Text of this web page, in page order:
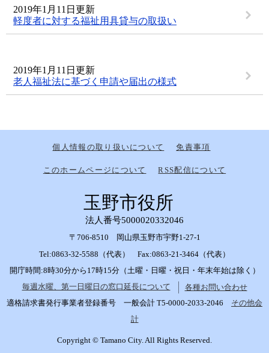
2019年1月11日更新
軽度者に対する福祉用具貸与の取扱い
2019年1月11日更新
老人福祉法に基づく申請や届出の様式
個人情報の取り扱いについて 免責事項
このホームページについて RSS配信について
玉野市役所
法人番号5000020332046
〒706-8510 岡山県玉野市宇野1-27-1
Tel:0863-32-5588（代表） Fax:0863-21-3464（代表）
開庁時間:8時30分から17時15分（土曜・日曜・祝日・年末年始は除く）
毎週水曜、第一日曜日の窓口延長について
各種お問い合わせ
適格請求書発行事業者登録番号 一般会計 T5-0000-2033-2046 その他会
計
Copyright © Tamano City. All Rights Reserved.